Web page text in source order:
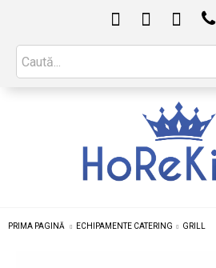

PRIMA PAGINĂ ECHIPAMENTE CATERING GRILL